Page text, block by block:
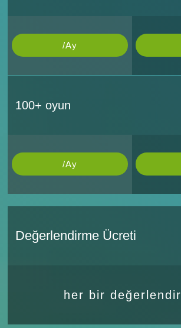
/Ay
100+ oyun
/Ay
Değerlendirme Ücreti
her bir